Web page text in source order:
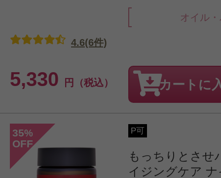
オイル
5,330 円（税込）
4.6(6件)
カートに
35%
OFF
P可
もっちりとさせ
イジングケア